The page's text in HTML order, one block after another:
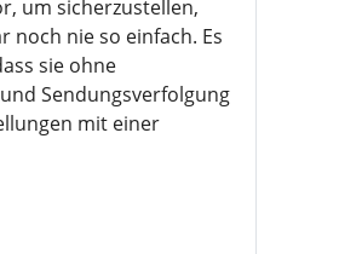
um sicherzustellen,
noch nie so einfach. Es
sie ohne
Sendungsverfolgung
mit einer